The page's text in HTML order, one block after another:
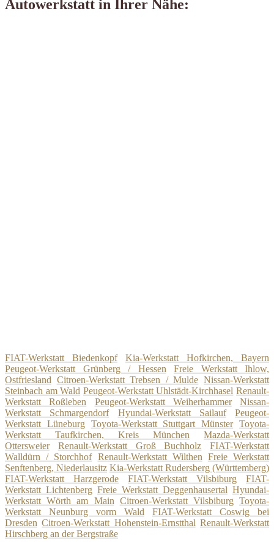
Autowerkstatt in Ihrer Nähe:
FIAT-Werkstatt Biedenkopf
Kia-Werkstatt Hofkirchen, Bayern
Peugeot-Werkstatt Grünberg / Hessen
Freie Werkstatt Ihlow,
Ostfriesland Citroen-Werkstatt Trebsen / Mulde Nissan-Werkstatt
Steinbach am Wald Peugeot-Werkstatt Uhlstädt-Kirchhasel Renault-
Werkstatt Roßleben
Peugeot-Werkstatt Weiherhammer
Nissan-
Werkstatt Schmargendorf
Hyundai-Werkstatt Sailauf
Peugeot-
Werkstatt Lüneburg Toyota-Werkstatt Stuttgart Münster Toyota-
Werkstatt Taufkirchen, Kreis München
Mazda-Werkstatt
Ottersweier
Renault-Werkstatt Groß Buchholz
FIAT-Werkstatt
Walldürn / Storchhof Renault-Werkstatt Wilthen Freie Werkstatt
Senftenberg, Niederlausitz Kia-Werkstatt Rudersberg (Württemberg)
FIAT-Werkstatt Harzgerode
FIAT-Werkstatt Vilsbiburg
FIAT-
Werkstatt Lichtenberg Freie Werkstatt Deggenhausertal Hyundai-
Werkstatt Wörth am Main Citroen-Werkstatt Vilsbiburg Toyota-
Werkstatt Neunburg vorm Wald
FIAT-Werkstatt Coswig bei
Dresden Citroen-Werkstatt Hohenstein-Ernstthal Renault-Werkstatt
Hirschberg an der Bergstraße